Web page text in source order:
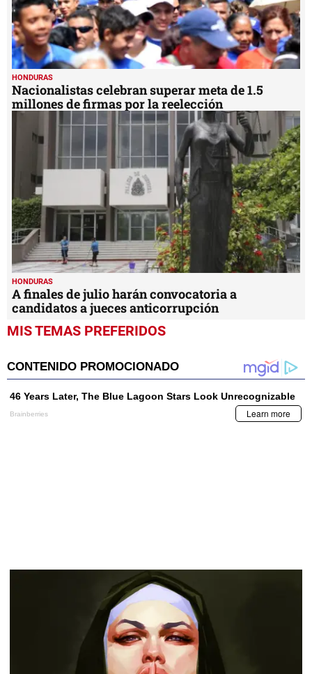
HONDURAS
Nacionalistas celebran superar meta de 1.5
millones de firmas por la reelección
HONDURAS
A finales de julio harán convocatoria a
candidatos a jueces anticorrupción
MIS TEMAS PREFERIDOS